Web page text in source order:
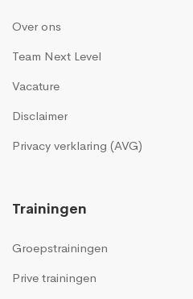
Over ons
Team Next Level
Vacature
Disclaimer
Privacy verklaring (AVG)
Trainingen
Groepstrainingen
Prive trainingen